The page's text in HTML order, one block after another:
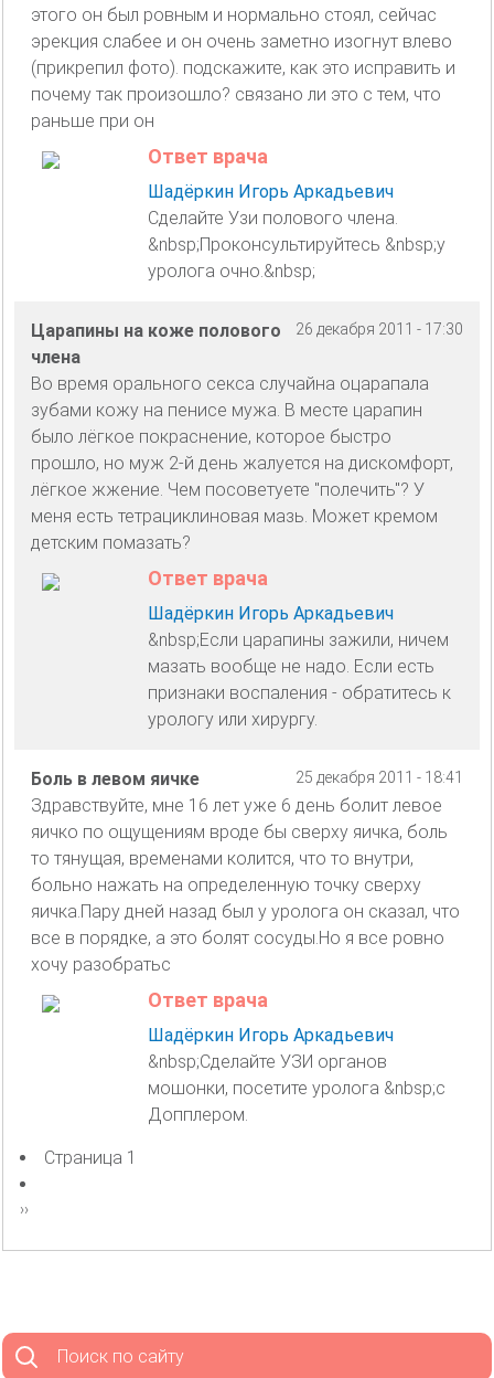
этого он был ровным и нормально стоял, сейчас
эрекция слабее и он очень заметно изогнут влево
(прикрепил фото). подскажите, как это исправить и
почему так произошло? связано ли это с тем, что
раньше при он
Ответ врача
Шадёркин Игорь Аркадьевич
Сделайте Узи полового члена.
&nbsp;Проконсультируйтесь &nbsp;у
уролога очно.&nbsp;
26 декабря 2011 - 17:30
Царапины на коже полового
члена
Во время орального секса случайна оцарапала
зубами кожу на пенисе мужа. В месте царапин
было лёгкое покраснение, которое быстро
прошло, но муж 2-й день жалуется на дискомфорт,
лёгкое жжение. Чем посоветуете "полечить"? У
меня есть тетрациклиновая мазь. Может кремом
детским помазать?
Ответ врача
Шадёркин Игорь Аркадьевич
&nbsp;Если царапины зажили, ничем
мазать вообще не надо. Если есть
признаки воспаления - обратитесь к
урологу или хирургу.
25 декабря 2011 - 18:41
Боль в левом яичке
Здравствуйте, мне 16 лет уже 6 день болит левое
яичко по ощущениям вроде бы сверху яичка, боль
то тянущая, временами колится, что то внутри,
больно нажать на определенную точку сверху
яичка.Пару дней назад был у уролога он сказал, что
все в порядке, а это болят сосуды.Но я все ровно
хочу разобратьс
Ответ врача
Шадёркин Игорь Аркадьевич
&nbsp;Сделайте УЗИ органов
мошонки, посетите уролога &nbsp;с
Допплером.
Нумерация
страниц
Страница 1
Следующая
››
Поиск по сайту